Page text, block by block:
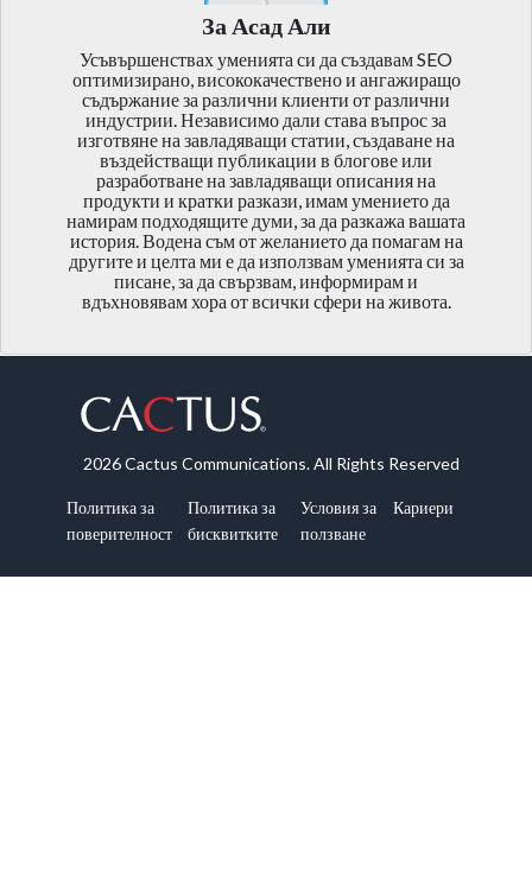
За Асад Али
Усъвършенствах уменията си да създавам SEO
оптимизирано, висококачествено и ангажиращо
съдържание за различни клиенти от различни
индустрии. Независимо дали става въпрос за
изготвяне на завладяващи статии, създаване на
въздействащи публикации в блогове или
разработване на завладяващи описания на
продукти и кратки разкази, имам умението да
намирам подходящите думи, за да разкажа вашата
история. Водена съм от желанието да помагам на
другите и целта ми е да използвам уменията си за
писане, за да свързвам, информирам и
вдъхновявам хора от всички сфери на живота.
2026 Cactus Communications. All Rights Reserved
Политика за
поверителност
Политика за
бисквитките
Условия за
ползване
Кариери